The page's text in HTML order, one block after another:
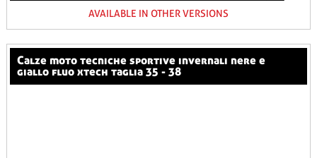
AVAILABLE IN OTHER VERSIONS
calze moto tecniche sportive invernali nere e
giallo fluo xtech taglia 35 - 38